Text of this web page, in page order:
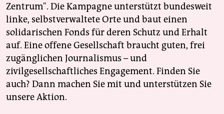
Zentrum". Die Kampagne unterstützt bundesweit
linke, selbstverwaltete Orte und baut einen
solidarischen Fonds für deren Schutz und Erhalt
auf. Eine offene Gesellschaft braucht guten, frei
zugänglichen Journalismus – und
zivilgesellschaftliches Engagement. Finden Sie
auch? Dann machen Sie mit und unterstützen Sie
unsere Aktion.